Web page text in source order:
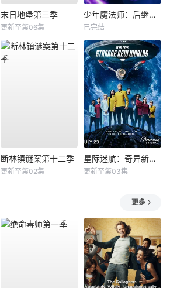
末日地堡第三季
更新至第06集
少年魔法师：后继者第三季
已完结
断林镇谜案第十二季
更新至第02集
星际迷航：奇异新世界第四季
更新至第03集
更多